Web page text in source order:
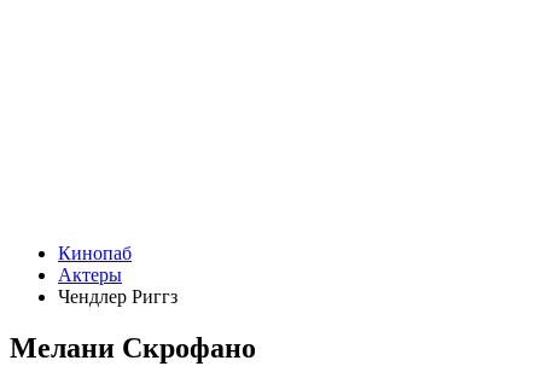
Кинопаб
Актеры
Чендлер Риггз
Мелани Скрофано